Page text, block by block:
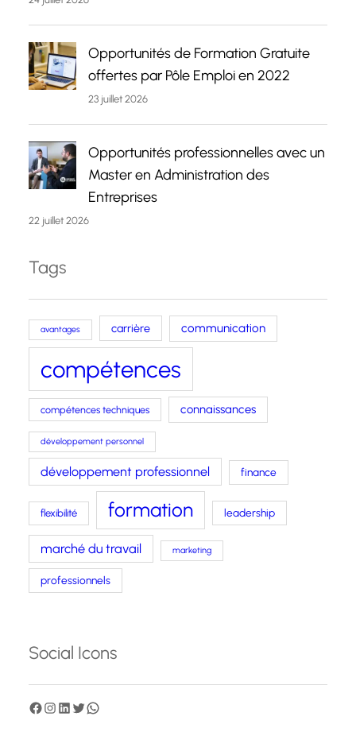
Opportunités de Formation Gratuite
offertes par Pôle Emploi en 2022
23 juillet 2026
Opportunités professionnelles avec un
Master en Administration des
Entreprises
22 juillet 2026
Tags
avantages carrière communication
compétences
compétences techniques connaissances
développement personnel
développement professionnel finance
flexibilité formation leadership
marché du travail marketing
professionnels
Social Icons
F I
L T W